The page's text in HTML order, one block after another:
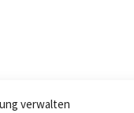
verwalten